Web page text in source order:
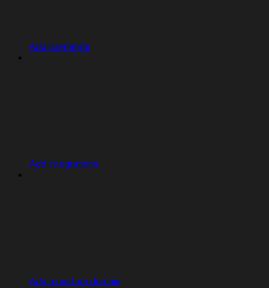
Add payments
Add integrations
Add a custom domain